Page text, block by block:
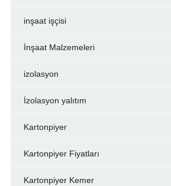
inşaat işçisi
İnşaat Malzemeleri
izolasyon
İzolasyon yalıtım
Kartonpiyer
Kartonpiyer Fiyatları
Kartonpiyer Kemer